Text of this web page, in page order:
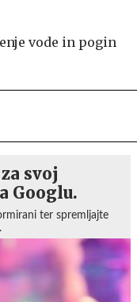
vode in pogin
svoj
Googlu.
ter spremljajte